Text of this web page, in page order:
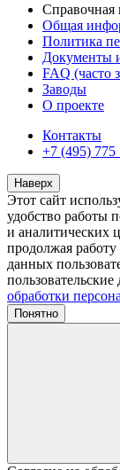
Общая
Политика
Документы
FAQ (часто
Заводы
О проекте
Контакты
+7 (495) 775
Наверх
Этот сайт
удобство работы
и аналитических
продолжая
данных
обработки
Понятно